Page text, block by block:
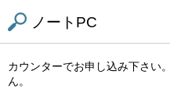
ノートPC
カウンターでお申し込み下さい
ん。